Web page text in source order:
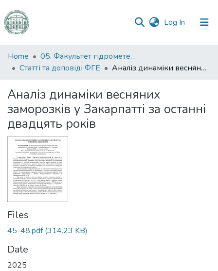
Log In (current)
Communities
&
All of DSpace
Statistics
Home
05. Факультет гідрометеорології і екології
Статті та доповіді ФГЕ
Аналіз динаміки весняних заморозків у Закарпатті за останні двадцять років
Аналіз динаміки весняних
заморозків у Закарпатті за останні
двадцять років
Files
45-48.pdf(314.23 KB)
Date
2025